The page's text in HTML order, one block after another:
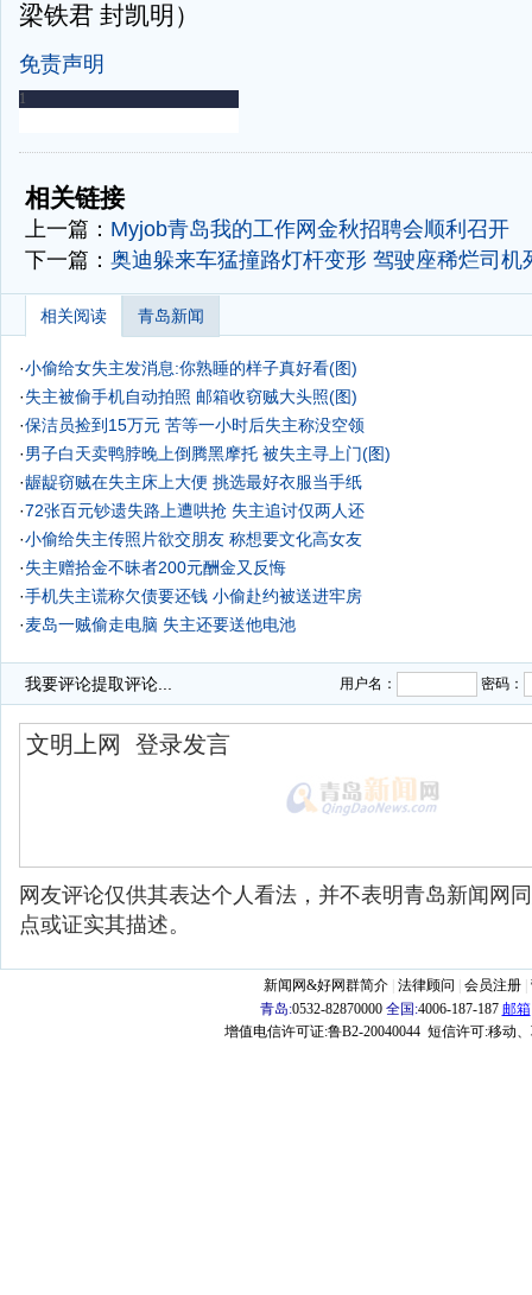
梁铁君 封凯明）
免责声明
-
相关链接
上一篇： Myjob青岛我的工作网金秋招聘会顺利召开
下一篇： 奥迪躲来车猛撞路灯杆变形 驾驶座稀烂司机
相关阅读 青岛新闻
·小偷给女失主发消息:你熟睡的样子真好看(图)
·失主被偷手机自动拍照 邮箱收窃贼大头照(图)
·保洁员捡到15万元 苦等一小时后失主称没空领
·男子白天卖鸭脖晚上倒腾黑摩托 被失主寻上门(图)
·龌龊窃贼在失主床上大便 挑选最好衣服当手纸
·72张百元钞遗失路上遭哄抢 失主追讨仅两人还
·小偷给失主传照片欲交朋友 称想要文化高女友
·失主赠拾金不昧者200元酬金又反悔
·手机失主谎称欠债要还钱 小偷赴约被送进牢房
·麦岛一贼偷走电脑 失主还要送他电池
我要评论提取评论... 用户名： 密码：
网友评论仅供其表达个人看法，并不表明青岛新闻网
点或证实其描述。